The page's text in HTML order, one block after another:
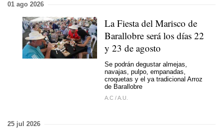
01 ago 2026
La Fiesta del Marisco de
Barallobre será los días 22
y 23 de agosto
Se podrán degustar almejas,
navajas, pulpo, empanadas,
croquetas y el ya tradicional Arroz
de Barallobre
A.C /A.U.
25 jul 2026